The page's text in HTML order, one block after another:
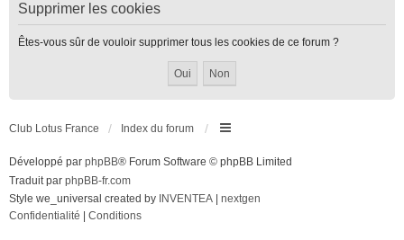
Supprimer les cookies
Êtes-vous sûr de vouloir supprimer tous les cookies de ce forum ?
Club Lotus France Index du forum
Développé par phpBB® Forum Software © phpBB Limited
Traduit par phpBB-fr.com
Style we_universal created by INVENTEA
nextgen
Confidentialité
Conditions